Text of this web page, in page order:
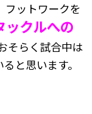
フットワークを
クルへの
そらく試合中は
と思います。